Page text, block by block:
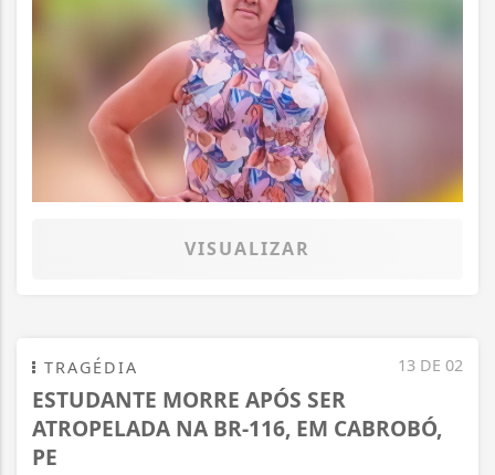
VISUALIZAR
13 DE 02
TRAGÉDIA
ESTUDANTE MORRE APÓS SER
ATROPELADA NA BR-116, EM CABROBÓ,
PE